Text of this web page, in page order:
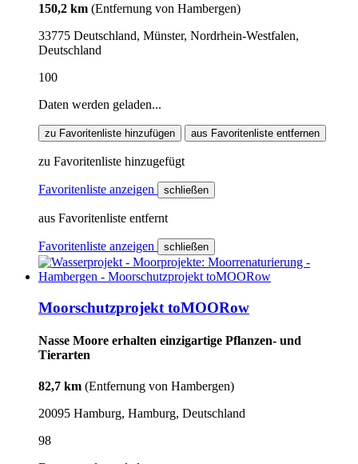
150,2 km (Entfernung von Hambergen)
33775 Deutschland, Münster, Nordrhein-Westfalen,
Deutschland
100
Daten werden geladen...
zu Favoritenliste hinzufügen aus Favoritenliste entfernen
zu Favoritenliste hinzugefügt
Favoritenliste anzeigen schließen
aus Favoritenliste entfernt
Favoritenliste anzeigen schließen
Moorschutzprojekt toMOORow
Nasse Moore erhalten einzigartige Pflanzen- und
Tierarten
82,7 km (Entfernung von Hambergen)
20095 Hamburg, Hamburg, Deutschland
98